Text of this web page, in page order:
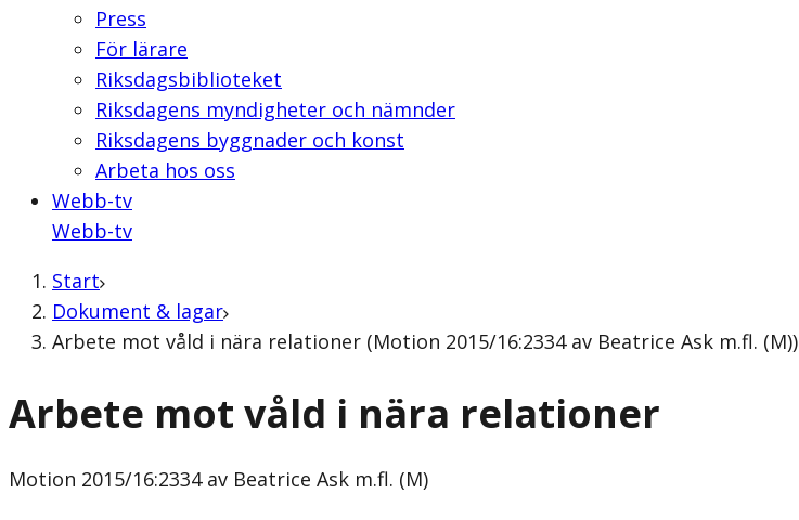
Press
För lärare
Riksdagsbiblioteket
Riksdagens myndigheter och nämnder
Riksdagens byggnader och konst
Arbeta hos oss
Webb-tv
Webb-tv
Start
Dokument & lagar
Arbete mot våld i nära relationer (Motion 2015/16:2334 av Beatrice Ask m.fl. (M))
Arbete mot våld i nära relationer
Motion 2015/16:2334 av Beatrice Ask m.fl. (M)